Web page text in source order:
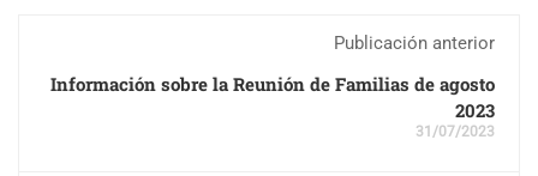
Publicación anterior
Información sobre la Reunión de Familias de agosto
2023
31/07/2023